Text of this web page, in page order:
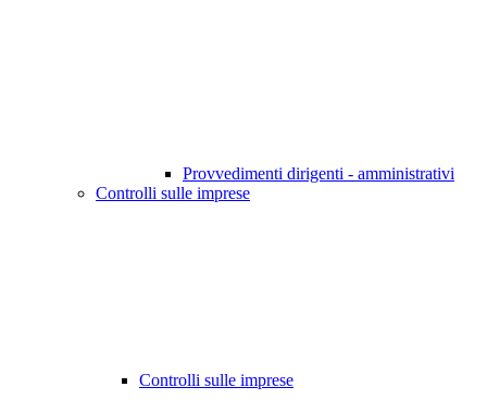
Provvedimenti dirigenti - amministrativi
Controlli sulle imprese
Controlli sulle imprese